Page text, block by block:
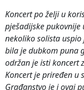
Koncert po želji u
pješadijske pukovnije
nekoliko solista
bila je dubkom puna
održan je isti koncert
Koncert je priređen u
Građanstvo je i ovaj